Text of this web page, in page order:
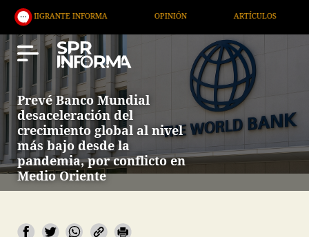
INFORMA OPINIÓN ARTÍCULOS ARTE /
Prevé Banco Mundial
desaceleración del
crecimiento global al nivel
más bajo desde la
pandemia, por conflicto en
Medio Oriente